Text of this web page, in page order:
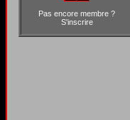
Pas encore membre ?
S'inscrire